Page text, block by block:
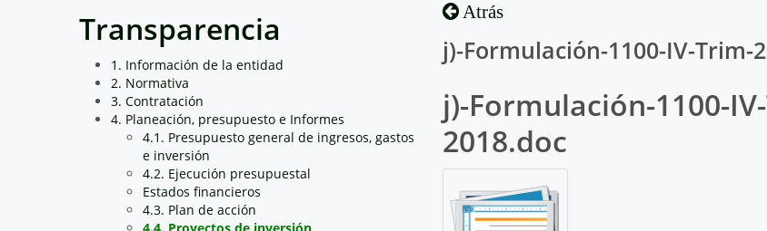
Transparencia
1. Información de la entidad
2. Normativa
3. Contratación
4. Planeación, presupuesto e Informes
4.1. Presupuesto general de ingresos, gastos
e inversión
4.2. Ejecución presupuestal
Estados financieros
4.3. Plan de acción
4.4. Proyectos de inversión
Atrás
j)-Formulación-1100-IV-Trim-
j)-Formulación-1100-
2018.doc